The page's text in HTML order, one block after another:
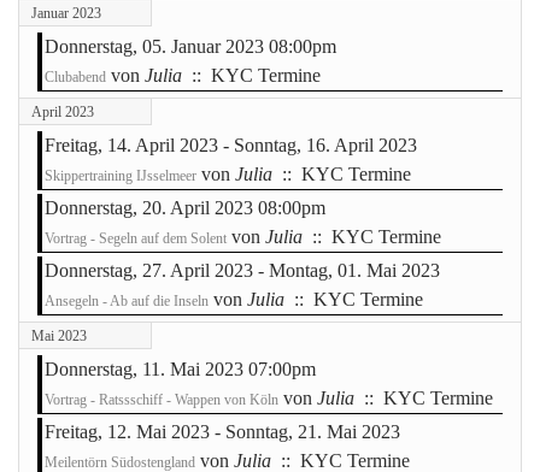
Januar 2023
Donnerstag, 05. Januar 2023 08:00pm
Clubabend von Julia :: KYC Termine
April 2023
Freitag, 14. April 2023 - Sonntag, 16. April 2023
Skippertraining IJsselmeer von Julia :: KYC Termine
Donnerstag, 20. April 2023 08:00pm
Vortrag - Segeln auf dem Solent von Julia :: KYC Termine
Donnerstag, 27. April 2023 - Montag, 01. Mai 2023
Ansegeln - Ab auf die Inseln von Julia :: KYC Termine
Mai 2023
Donnerstag, 11. Mai 2023 07:00pm
Vortrag - Ratssschiff - Wappen von Köln von Julia :: KYC Termine
Freitag, 12. Mai 2023 - Sonntag, 21. Mai 2023
Meilentörn Südostengland von Julia :: KYC Termine